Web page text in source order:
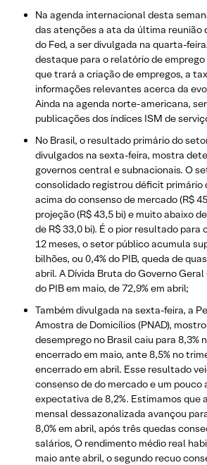
Na agenda internacional desta
das atenções a ata da última reunião
do Fed, a ser divulgada na quarta-
destaque para o relatório de emprego
que trará a criação de empregos, a
informações relevantes acerca da
Ainda na agenda norte-americana,
publicações dos índices ISM de
No Brasil, o resultado primário do
divulgados na sexta-feira, mostra
governos central e subnacionais. O
consolidado registrou déficit primário
acima do consenso de mercado (R$
projeção (R$ 43,5 bi) e muito abaixo
de R$ 33,0 bi). É o pior resultado para
12 meses, o setor público acumula
bilhões, ou 0,4% do PIB, queda de
abril. A Dívida Bruta do Governo Geral
do PIB em maio, de 72,9% em abril;
Também divulgada na sexta-feira, a
Amostra de Domicílios (PNAD),
desemprego no Brasil caiu para 8,3%
encerrado em maio, ante 8,5% no
encerrado em abril. Esse resultado
consenso de do mercado e um pouco
expectativa de 8,2%. Estimamos que
mensal dessazonalizada avançou
8,0% em abril, após três quedas
salários, O rendimento médio real
maio ante abril, o segundo recuo